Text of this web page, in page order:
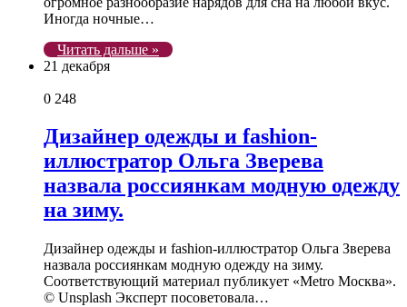
Иногда ночные…
Читать дальше »
21 декабря
0 248
Дизайнер одежды и fashion-
иллюстратор Ольга Зверева
назвала россиянкам модную одежду
на зиму.
Дизайнер одежды и fashion-иллюстратор Ольга Зверева
назвала россиянкам модную одежду на зиму.
Соответствующий материал публикует «Metro Москва».
© Unsplash Эксперт посоветовала…